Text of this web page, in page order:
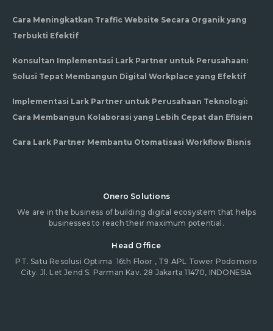
Cara Meningkatkan Traffic Website Secara Organik yang
Terbukti Efektif
Konsultan Implementasi Lark Partner untuk Perusahaan:
Solusi Tepat Membangun Digital Workplace yang Efektif
Implementasi Lark Partner untuk Perusahaan Teknologi:
Cara Membangun Kolaborasi yang Lebih Cepat dan Efisien
Cara Lark Partner Membantu Otomatisasi Workflow Bisnis
Onero Solutions
We are in the business of building digital ecosystem that helps
businesses to reach their maximum potential.
Head Office
PT. Satu Resolusi Optima 16th Floor , T9 APL Tower Podomoro
City. Jl. Let Jend S. Parman Kav. 28 Jakarta 11470, INDONESIA